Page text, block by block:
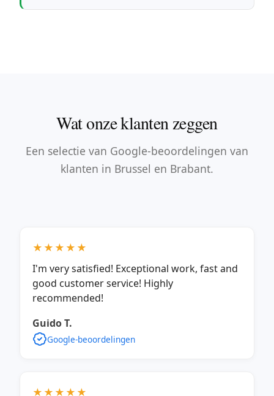
Wat onze klanten zeggen
Een selectie van Google-beoordelingen van
klanten in Brussel en Brabant.
★★★★★
I'm very satisfied! Exceptional work, fast and
good customer service! Highly
recommended!
Guido T.
Google-beoordelingen
★★★★★